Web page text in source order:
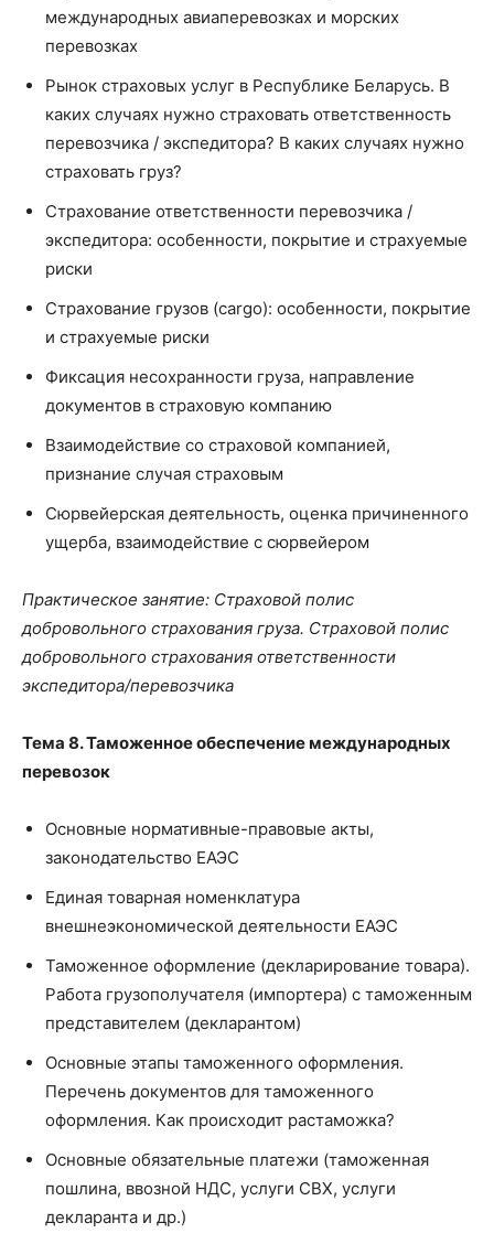
международных авиаперевозках и морских
перевозках
Рынок страховых услуг в Республике Беларусь. В
каких случаях нужно страховать ответственность
перевозчика / экспедитора? В каких случаях нужно
страховать груз?
Страхование ответственности перевозчика /
экспедитора: особенности, покрытие и страхуемые
риски
Страхование грузов (cargo): особенности, покрытие
и страхуемые риски
Фиксация несохранности груза, направление
документов в страховую компанию
Взаимодействие со страховой компанией,
признание случая страховым
Сюрвейерская деятельность, оценка причиненного
ущерба, взаимодействие с сюрвейером
Практическое занятие: Страховой полис
добровольного страхования груза. Страховой полис
добровольного страхования ответственности
экспедитора/перевозчика
Тема 8. Таможенное обеспечение международных
перевозок
Основные нормативные-правовые акты,
законодательство ЕАЭС
Единая товарная номенклатура
внешнеэкономической деятельности ЕАЭС
Таможенное оформление (декларирование товара).
Работа грузополучателя (импортера) с таможенным
представителем (декларантом)
Основные этапы таможенного оформления.
Перечень документов для таможенного
оформления. Как происходит растаможка?
Основные обязательные платежи (таможенная
пошлина, ввозной НДС, услуги СВХ, услуги
декларанта и др.)